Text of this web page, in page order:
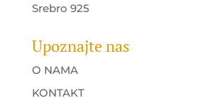
Srebro 925
Upoznajte nas
O NAMA
KONTAKT